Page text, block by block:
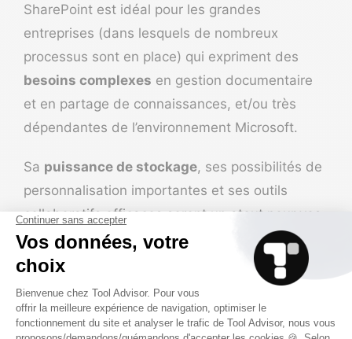
SharePoint est idéal pour les grandes
entreprises (dans lesquels de nombreux
processus sont en place) qui expriment des
besoins complexes en gestion documentaire
et en partage de connaissances, et/ou très
dépendantes de l’environnement Microsoft.
Sa puissance de stockage, ses possibilités de
personnalisation importantes et ses outils
collaboratifs efficaces seront un atout pour vos
équipes si vous gérez une entreprise de cette
envergure (et que vous êtes exigeant sur la
Le prix de SharePoint